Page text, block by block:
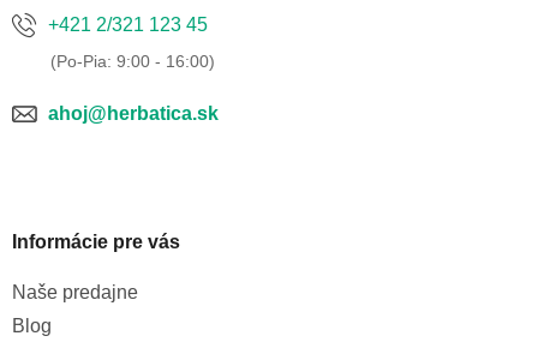
+421 2/321 123 45
ahoj@herbatica.sk
Informácie pre vás
Naše predajne
Blog